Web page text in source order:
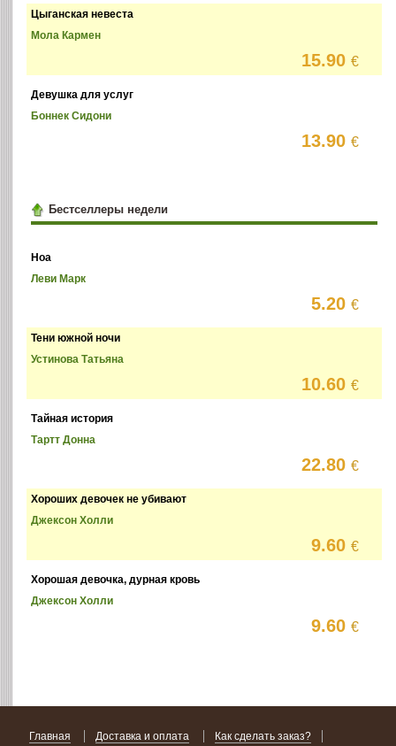
Цыганская невеста
Мола Кармен
15.90€
Девушка для услуг
Боннек Сидони
13.90€
Бестселлеры недели
Ноа
Леви Марк
5.20€
Тени южной ночи
Устинова Татьяна
10.60€
Тайная история
Тартт Донна
22.80€
Хороших девочек не убивают
Джексон Холли
9.60€
Хорошая девочка, дурная кровь
Джексон Холли
9.60€
Главная Доставка и оплата Как сделать заказ?